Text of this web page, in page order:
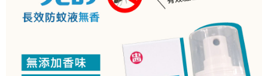
客戶支援中心」https://netprotections.freshdesk.com/support/home
１．透過由恩沛科技股份有限公司提供之「AFTEE先享後付」服務完成之交
易，需依本服務之必要範圍內提供個人資料，並將交易相關給付款項請求債
權轉讓予恩沛科技股份有限公司。
２．關於個人資料處理事宜，請瀏覽以下網址：